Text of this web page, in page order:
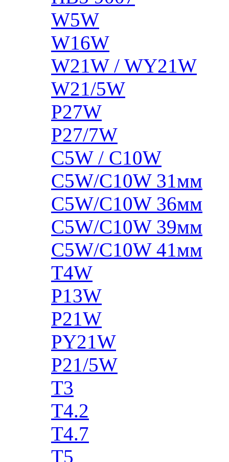
W5W
W16W
W21W / WY21W
W21/5W
P27W
P27/7W
C5W / C10W
C5W/C10W 31мм
C5W/C10W 36мм
C5W/C10W 39мм
C5W/C10W 41мм
T4W
P13W
P21W
PY21W
P21/5W
T3
T4.2
T4.7
T5